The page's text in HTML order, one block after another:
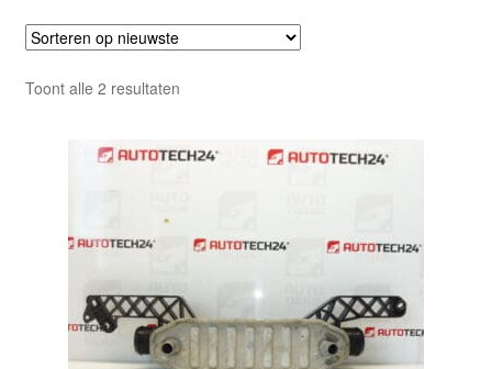
Toont alle 2 resultatenGesorteerd